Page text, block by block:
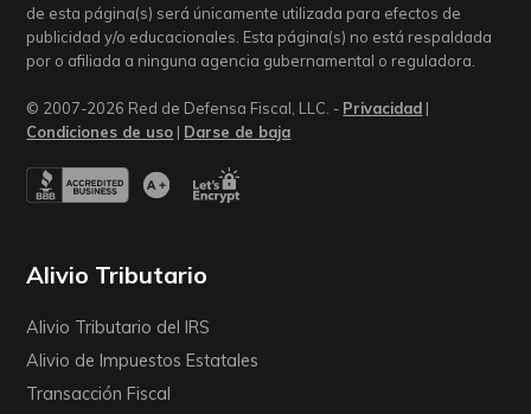
de esta página(s) será únicamente utilizada para efectos de
publicidad y/o educacionales. Esta página(s) no está respaldada
por o afiliada a ninguna agencia gubernamental o reguladora.
© 2007-2026 Red de Defensa Fiscal, LLC. - Privacidad |
Condiciones de uso | Darse de baja
Alivio Tributario
Alivio Tributario del IRS
Alivio de Impuestos Estatales
Transacción Fiscal